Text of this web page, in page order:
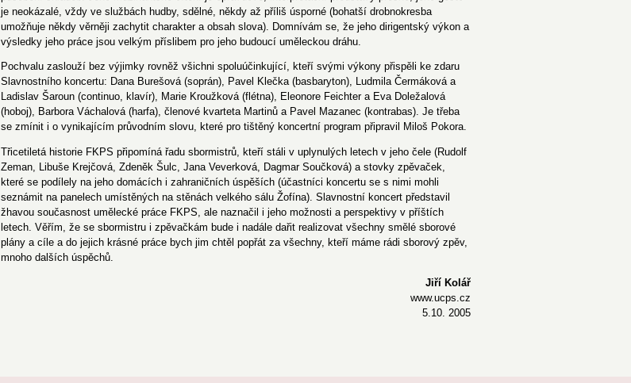
je neokázalé, vždy ve službách hudby, sdělné, někdy až příliš úsporné (bohatší drobnokresba
umožňuje někdy věrněji zachytit charakter a obsah slova). Domnívám se, že jeho dirigentský výkon a
výsledky jeho práce jsou velkým příslibem pro jeho budoucí uměleckou dráhu.
Pochvalu zaslouží bez výjimky rovněž všichni spoluúčinkující, kteří svými výkony přispěli ke zdaru
Slavnostního koncertu: Dana Burešová (soprán), Pavel Klečka (basbaryton), Ludmila Čermáková a
Ladislav Šaroun (continuo, klavír), Marie Kroužková (flétna), Eleonore Feichter a Eva Doležalová
(hoboj), Barbora Váchalová (harfa), členové kvarteta Martinů a Pavel Mazanec (kontrabas). Je třeba
se zmínit i o vynikajícím průvodním slovu, které pro tištěný koncertní program připravil Miloš Pokora.
Třicetiletá historie FKPS připomíná řadu sbormistrů, kteří stáli v uplynulých letech v jeho čele (Rudolf
Zeman, Libuše Krejčová, Zdeněk Šulc, Jana Veverková, Dagmar Součková) a stovky zpěvaček,
které se podílely na jeho domácích i zahraničních úspěších (účastníci koncertu se s nimi mohli
seznámit na panelech umístěných na stěnách velkého sálu Žofína). Slavnostní koncert představil
žhavou současnost umělecké práce FKPS, ale naznačil i jeho možnosti a perspektivy v příštích
letech. Věřím, že se sbormistru i zpěvačkám bude i nadále dařit realizovat všechny smělé sborové
plány a cíle a do jejich krásné práce bych jim chtěl popřát za všechny, kteří máme rádi sborový zpěv,
mnoho dalších úspěchů.
Jiří Kolář
www.ucps.cz
5.10. 2005